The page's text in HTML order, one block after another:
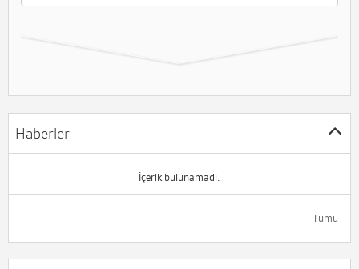
Haberler
İçerik bulunamadı.
Tümü